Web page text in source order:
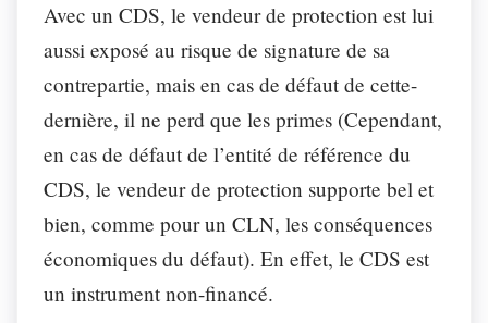
Avec un CDS, le vendeur de protection est lui
aussi exposé au risque de signature de sa
contrepartie, mais en cas de défaut de cette-
dernière, il ne perd que les primes (Cependant,
en cas de défaut de l’entité de référence du
CDS, le vendeur de protection supporte bel et
bien, comme pour un CLN, les conséquences
économiques du défaut). En effet, le CDS est
un instrument non-financé.